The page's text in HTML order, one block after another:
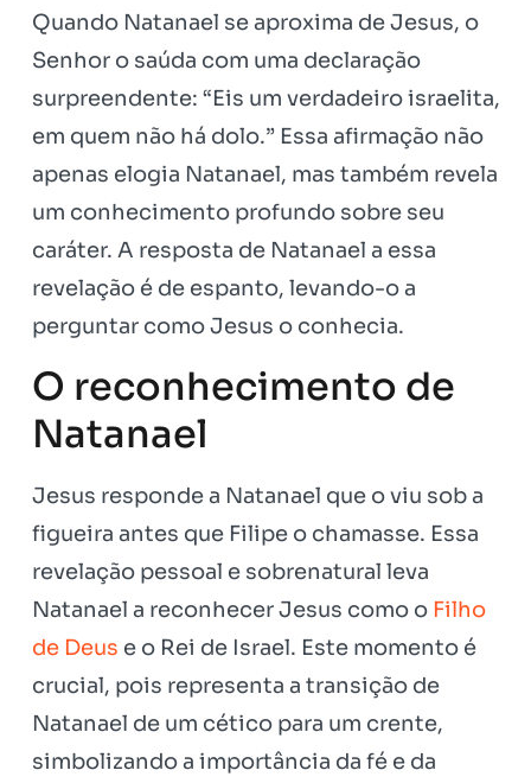
Quando Natanael se aproxima de Jesus, o
Senhor o saúda com uma declaração
surpreendente: “Eis um verdadeiro israelita,
em quem não há dolo.” Essa afirmação não
apenas elogia Natanael, mas também revela
um conhecimento profundo sobre seu
caráter. A resposta de Natanael a essa
revelação é de espanto, levando-o a
perguntar como Jesus o conhecia.
O reconhecimento de
Natanael
Jesus responde a Natanael que o viu sob a
figueira antes que Filipe o chamasse. Essa
revelação pessoal e sobrenatural leva
Natanael a reconhecer Jesus como o Filho
de Deus e o Rei de Israel. Este momento é
crucial, pois representa a transição de
Natanael de um cético para um crente,
simbolizando a importância da fé e da